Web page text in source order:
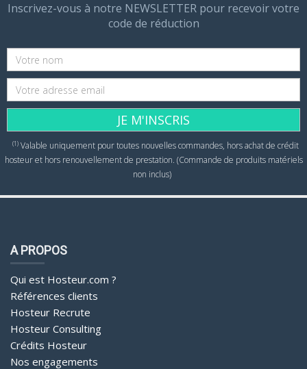
Inscrivez-vous à notre NEWSLETTER pour recevoir votre
code de réduction
JE M'INSCRIS
(1)Valable uniquement pour toutes nouvelles commandes, hors achat de crédit
hosteur et hors renouvellement de prestation. (Commande de produits matériels
non inclus)
A PROPOS
Qui est Hosteur.com ?
Références clients
Hosteur Recrute
Hosteur Consulting
Crédits Hosteur
Nos engagements